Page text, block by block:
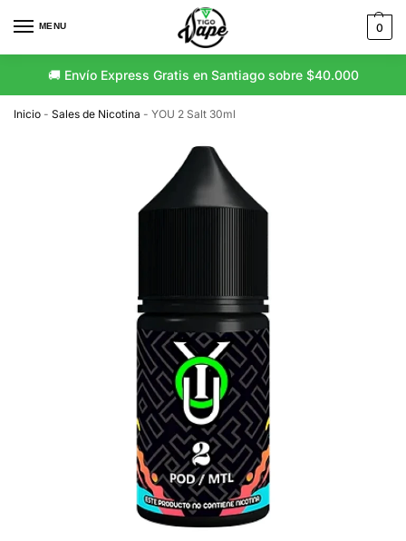
MENU 0
🚚 Envío Express Gratis en Santiago sobre $40.000
Inicio - Sales de Nicotina - YOU 2 Salt 30ml